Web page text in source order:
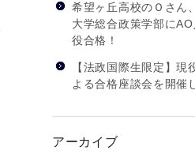
希望ヶ丘高校のＯさん
大学総合政策学部にAO
役合格！
【法政国際生限定】現
よる合格座談会を開催
アーカイブ